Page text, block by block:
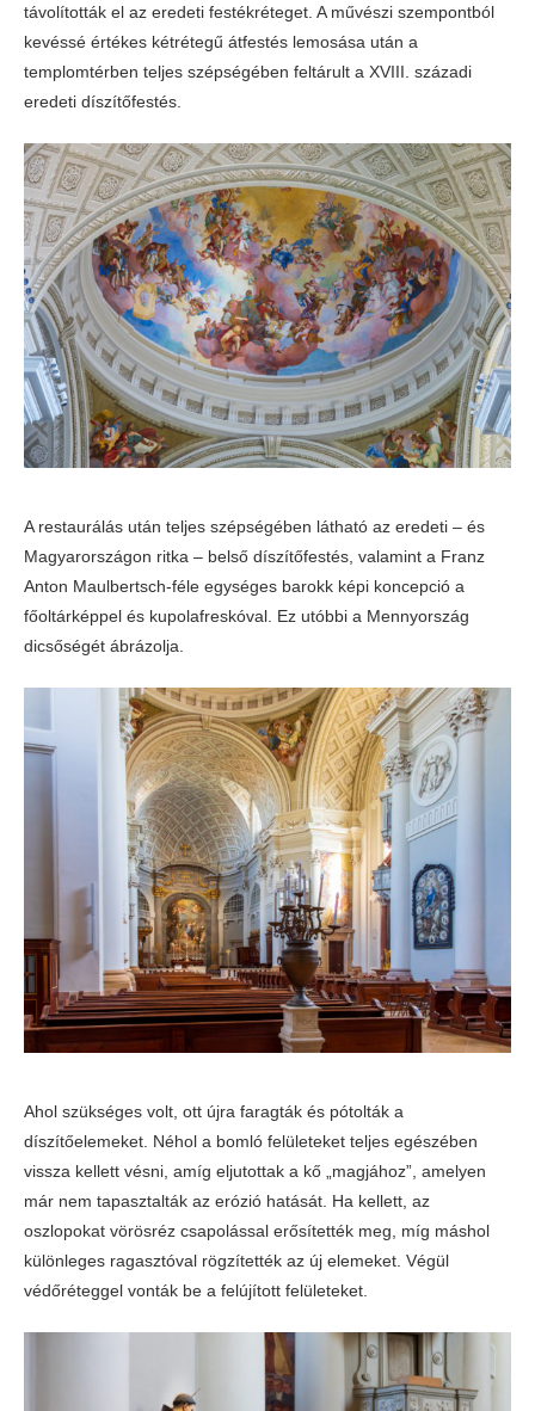
távolították el az eredeti festékréteget. A művészi szempontból
kevéssé értékes kétrétegű átfestés lemosása után a
templomtérben teljes szépségében feltárult a XVIII. századi
eredeti díszítőfestés.
A restaurálás után teljes szépségében látható az eredeti – és
Magyarországon ritka – belső díszítőfestés, valamint a Franz
Anton Maulbertsch-féle egységes barokk képi koncepció a
főoltárképpel és kupolafreskóval. Ez utóbbi a Mennyország
dicsőségét ábrázolja.
Ahol szükséges volt, ott újra faragták és pótolták a
díszítőelemeket. Néhol a bomló felületeket teljes egészében
vissza kellett vésni, amíg eljutottak a kő „magjához”, amelyen
már nem tapasztalták az erózió hatását. Ha kellett, az
oszlopokat vörösréz csapolással erősítették meg, míg máshol
különleges ragasztóval rögzítették az új elemeket. Végül
védőréteggel vonták be a felújított felületeket.